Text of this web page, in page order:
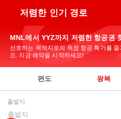
저렴한 인기 경로
MNL에서 YYZ까지 저렴한 항공권
선호하는 목적지로의 독점 항공 특가를 즐
요. 지금 예약을 시작하세요!
편도 왕복
출발지
출발지